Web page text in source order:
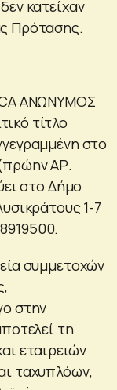
κατείχαν
Πρότασης.
ΑΝΩΝΥΜΟΣ
τίτλο
στο
ΑΡ.
στο Δήμο
1-7
συμμετοχών
στην
τη
εταιρειών
ταχυπλόων,